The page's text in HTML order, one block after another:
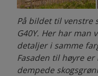
På bildet til venstre
G40Y. Her har man
detaljer i samme
Fasaden til høyre
dempede